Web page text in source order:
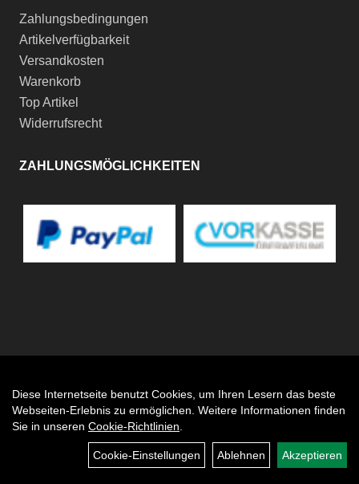
Zahlungsbedingungen
Artikelverfügbarkeit
Versandkosten
Warenkorb
Top Artikel
Widerrufsrecht
ZAHLUNGSMÖGLICHKEITEN
Diese Internetseite benutzt Cookies, um Ihren Lesern das beste
Webseiten-Erlebnis zu ermöglichen. Weitere Informationen finden
Sie in unseren Cookie-Richtlinien
Cookie-Einstellungen Ablehnen Akzeptieren
Auftrag widerrufen